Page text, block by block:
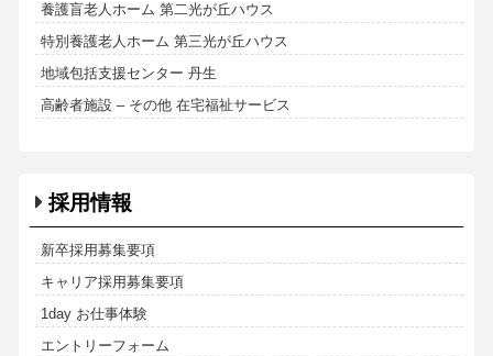
養護盲老人ホーム 第二光が丘ハウス
特別養護老人ホーム 第三光が丘ハウス
地域包括支援センター 丹生
高齢者施設 – その他 在宅福祉サービス
採用情報
新卒採用募集要項
キャリア採用募集要項
1day お仕事体験
エントリーフォーム